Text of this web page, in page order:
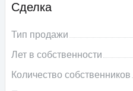
Сделка
Тип продажи
Лет в собственности
Количество собственников